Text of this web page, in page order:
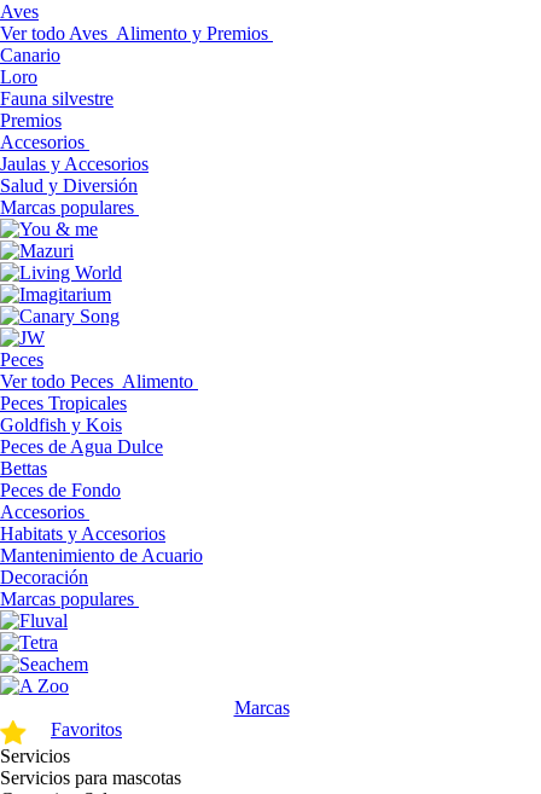
Aves
Ver todo Aves Alimento y Premios
Canario
Loro
Fauna silvestre
Premios
Accesorios
Jaulas y Accesorios
Salud y Diversión
Marcas populares
Peces
Ver todo Peces Alimento
Peces Tropicales
Goldfish y Kois
Peces de Agua Dulce
Bettas
Peces de Fondo
Accesorios
Habitats y Accesorios
Mantenimiento de Acuario
Decoración
Marcas populares
Marcas
Favoritos
Servicios
Servicios para mascotas